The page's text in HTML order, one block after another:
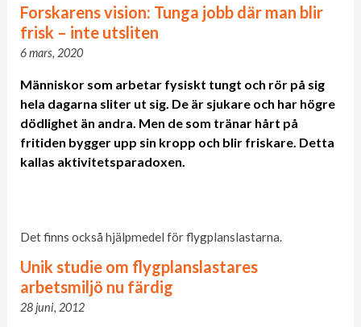
Forskarens vision: Tunga jobb där man blir
frisk – inte utsliten
6 mars, 2020
Människor som arbetar fysiskt tungt och rör på sig
hela dagarna sliter ut sig. De är sjukare och har högre
dödlighet än andra. Men de som tränar hårt på
fritiden bygger upp sin kropp och blir friskare. Detta
kallas aktivitetsparadoxen.
Det finns också hjälpmedel för flygplanslastarna.
Unik studie om flygplanslastares
arbetsmiljö nu färdig
28 juni, 2012